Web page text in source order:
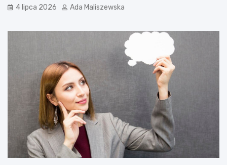
4 lipca 2026 Ada Maliszewska